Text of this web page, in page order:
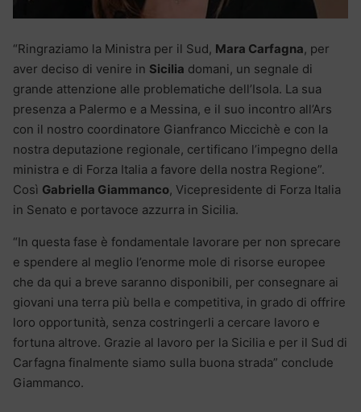
“Ringraziamo la Ministra per il Sud, Mara Carfagna, per
aver deciso di venire in Sicilia domani, un segnale di
grande attenzione alle problematiche dell’Isola. La sua
presenza a Palermo e a Messina, e il suo incontro all’Ars
con il nostro coordinatore Gianfranco Miccichè e con la
nostra deputazione regionale, certificano l’impegno della
ministra e di Forza Italia a favore della nostra Regione”.
Così Gabriella Giammanco, Vicepresidente di Forza Italia
in Senato e portavoce azzurra in Sicilia.
“In questa fase è fondamentale lavorare per non sprecare
e spendere al meglio l’enorme mole di risorse europee
che da qui a breve saranno disponibili, per consegnare ai
giovani una terra più bella e competitiva, in grado di offrire
loro opportunità, senza costringerli a cercare lavoro e
fortuna altrove. Grazie al lavoro per la Sicilia e per il Sud di
Carfagna finalmente siamo sulla buona strada” conclude
Giammanco.